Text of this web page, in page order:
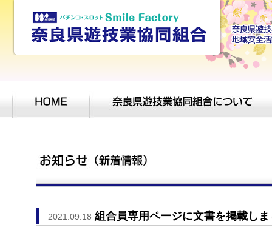
2021.09.18 組合員専用ページに文書を掲載しま